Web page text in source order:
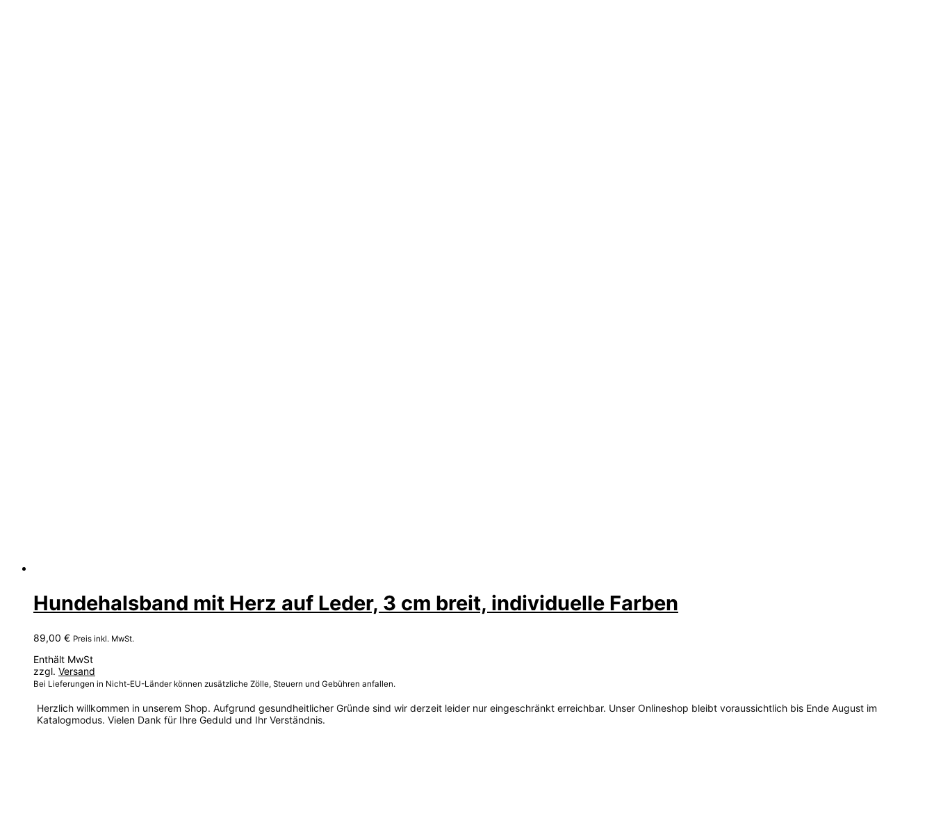
Hundehalsband mit Herz auf Leder, 3 cm breit, individuelle Farben
89,00 € Preis inkl. MwSt.
Enthält MwSt
zzgl. Versand
Bei Lieferungen in Nicht-EU-Länder können zusätzliche Zölle, Steuern und Gebühren anfallen.
Herzlich willkommen in unserem Shop. Aufgrund gesundheitlicher Gründe sind wir derzeit leider nur eingeschränkt erreichbar. Unser Onlineshop bleibt voraussichtlich bis Ende August im
Katalogmodus. Vielen Dank für Ihre Geduld und Ihr Verständnis.